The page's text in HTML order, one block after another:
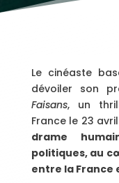
Le cinéaste
dévoiler son
Faisans, un
France le 23
drame
politiques, au
entre la France